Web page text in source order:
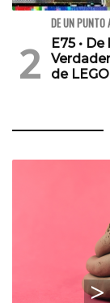
DE UN PUNTO
E75 •
de